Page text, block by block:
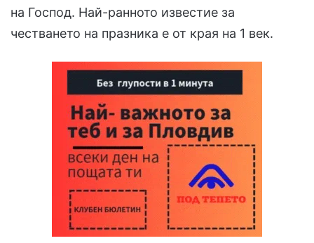
на Господ. Най-ранното известие за
честването на празника е от края на 1 век.